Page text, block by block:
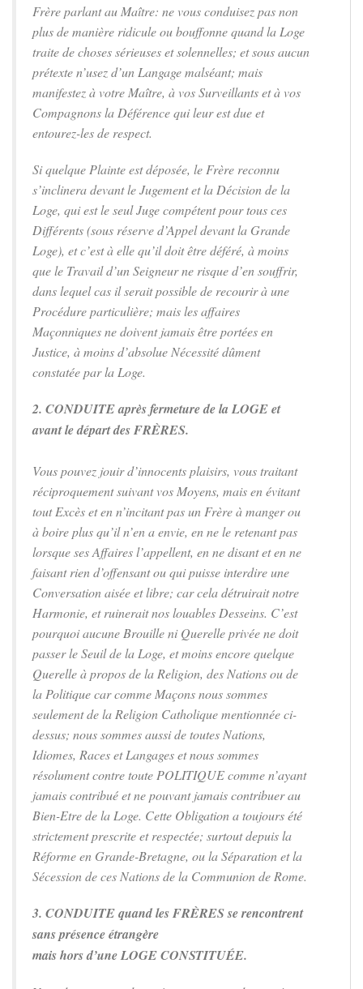
Frère parlant au Maître: ne vous conduisez pas non
plus de manière ridicule ou bouffonne quand la Loge
traite de choses sérieuses et solennelles; et sous aucun
prétexte n’usez d’un Langage malséant; mais
manifestez à votre Maître, à vos Surveillants et à vos
Compagnons la Déférence qui leur est due et
entourez-les de respect.
Si quelque Plainte est déposée, le Frère reconnu
s’inclinera devant le Jugement et la Décision de la
Loge, qui est le seul Juge compétent pour tous ces
Différents (sous réserve d’Appel devant la Grande
Loge), et c’est à elle qu’il doit être déféré, à moins
que le Travail d’un Seigneur ne risque d’en souffrir,
dans lequel cas il serait possible de recourir à une
Procédure particulière; mais les affaires
Maçonniques ne doivent jamais être portées en
Justice, à moins d’absolue Nécessité dûment
constatée par la Loge.
2. CONDUITE après fermeture de la LOGE et
avant le départ des FRÈRES.
Vous pouvez jouir d’innocents plaisirs, vous traitant
réciproquement suivant vos Moyens, mais en évitant
tout Excès et en n’incitant pas un Frère à manger ou
à boire plus qu’il n’en a envie, en ne le retenant pas
lorsque ses Affaires l’appellent, en ne disant et en ne
faisant rien d’offensant ou qui puisse interdire une
Conversation aisée et libre; car cela détruirait notre
Harmonie, et ruinerait nos louables Desseins. C’est
pourquoi aucune Brouille ni Querelle privée ne doit
passer le Seuil de la Loge, et moins encore quelque
Querelle à propos de la Religion, des Nations ou de
la Politique car comme Maçons nous sommes
seulement de la Religion Catholique mentionnée ci-
dessus; nous sommes aussi de toutes Nations,
Idiomes, Races et Langages et nous sommes
résolument contre toute POLITIQUE comme n’ayant
jamais contribué et ne pouvant jamais contribuer au
Bien-Etre de la Loge. Cette Obligation a toujours été
strictement prescrite et respectée; surtout depuis la
Réforme en Grande-Bretagne, ou la Séparation et la
Sécession de ces Nations de la Communion de Rome.
3. CONDUITE quand les FRÈRES se rencontrent
sans présence étrangère
mais hors d’une LOGE CONSTITUÉE.